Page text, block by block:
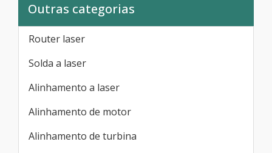
Outras categorias
Router laser
Solda a laser
Alinhamento a laser
Alinhamento de motor
Alinhamento de turbina